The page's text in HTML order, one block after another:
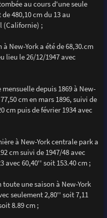
au cours d'une seule
480,10 cm du 13 au
(Californie) ;
New-York a été de 68,30.cm
lieu le 26/12/1947 avec
depuis 1869 à New-
cm en mars 1896, suivi de
cm puis de février 1934 avec
à New-York centrale park a
cm suivi de 1947/48 avec
avec 60,40'' soit 153.40 cm ;
une saison à New-York
seulement 2,80'' soit 7,11
8.89 cm ;